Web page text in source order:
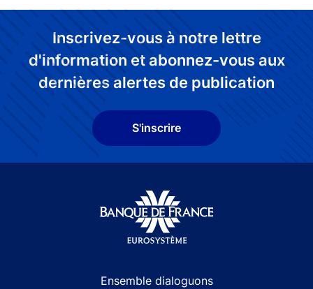
Inscrivez-vous à notre lettre
d'information et abonnez-vous aux
dernières alertes de publication
S'inscrire
Ensemble dialoguons